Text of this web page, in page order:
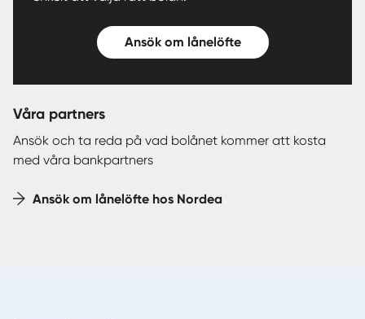
Ansök om lånelöfte
Våra partners
Ansök och ta reda på vad bolånet kommer att kosta
med våra bankpartners
Ansök om lånelöfte hos Nordea